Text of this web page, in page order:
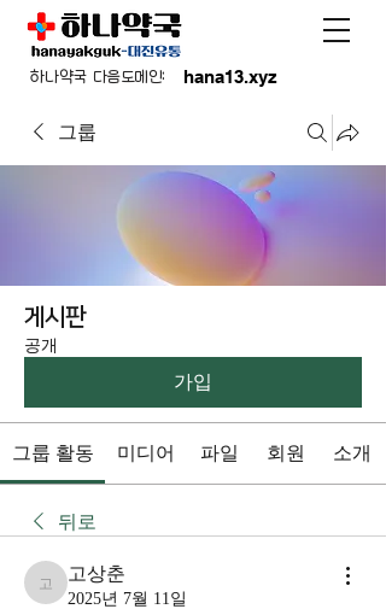
hana13.xyz
하나약국 다음도메인:
그룹
게시판
공개
가입
그룹 활동 미디어 파일 회원 소개
뒤로
고상춘
고상춘
2025년 7월 11일